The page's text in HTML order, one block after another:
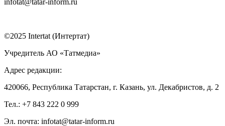
©2025 Intertat (Интертат)
Учредитель АО «Татмедиа»
Адрес редакции:
420066, Республика Татарстан, г. Казань, ул. Декабристов, д. 2
Тел.: +7 843 222 0 999
Эл. почта: infotat@tatar-inform.ru